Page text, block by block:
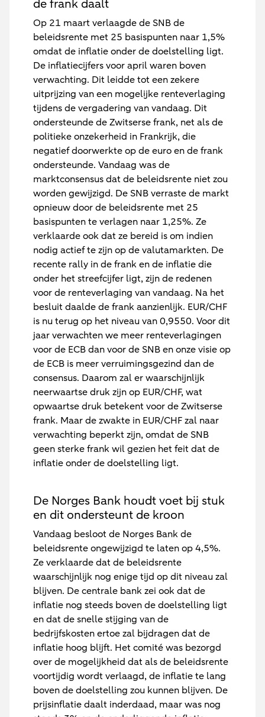
de frank daalt
Op 21 maart verlaagde de SNB de
beleidsrente met 25 basispunten naar 1,5%
omdat de inflatie onder de doelstelling ligt.
De inflatiecijfers voor april waren boven
verwachting. Dit leidde tot een zekere
uitprijzing van een mogelijke renteverlaging
tijdens de vergadering van vandaag. Dit
ondersteunde de Zwitserse frank, net als de
politieke onzekerheid in Frankrijk, die
negatief doorwerkte op de euro en de frank
ondersteunde. Vandaag was de
marktconsensus dat de beleidsrente niet zou
worden gewijzigd. De SNB verraste de markt
opnieuw door de beleidsrente met 25
basispunten te verlagen naar 1,25%. Ze
verklaarde ook dat ze bereid is om indien
nodig actief te zijn op de valutamarkten. De
recente rally in de frank en de inflatie die
onder het streefcijfer ligt, zijn de redenen
voor de renteverlaging van vandaag. Na het
besluit daalde de frank aanzienlijk. EUR/CHF
is nu terug op het niveau van 0,9550. Voor dit
jaar verwachten we meer renteverlagingen
voor de ECB dan voor de SNB en onze visie op
de ECB is meer verruimingsgezind dan de
consensus. Daarom zal er waarschijnlijk
neerwaartse druk zijn op EUR/CHF, wat
opwaartse druk betekent voor de Zwitserse
frank. Maar de zwakte in EUR/CHF zal naar
verwachting beperkt zijn, omdat de SNB
geen sterke frank wil gezien het feit dat de
inflatie onder de doelstelling ligt.
De Norges Bank houdt voet bij stuk
en dit ondersteunt de kroon
Vandaag besloot de Norges Bank de
beleidsrente ongewijzigd te laten op 4,5%.
Ze verklaarde dat de beleidsrente
waarschijnlijk nog enige tijd op dit niveau zal
blijven. De centrale bank zei ook dat de
inflatie nog steeds boven de doelstelling ligt
en dat de snelle stijging van de
bedrijfskosten ertoe zal bijdragen dat de
inflatie hoog blijft. Het comité was bezorgd
over de mogelijkheid dat als de beleidsrente
voortijdig wordt verlaagd, de inflatie te lang
boven de doelstelling zou kunnen blijven. De
prijsinflatie daalt inderdaad, maar was nog